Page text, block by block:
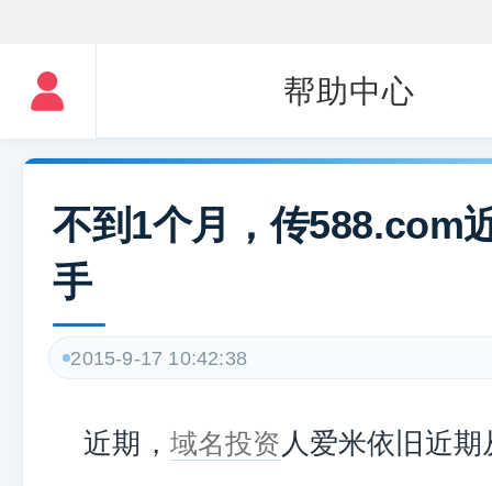
帮助中心
不到1个月，传588.com
手
2015-9-17 10:42:38
近期， 域名投资 人爱米依旧近